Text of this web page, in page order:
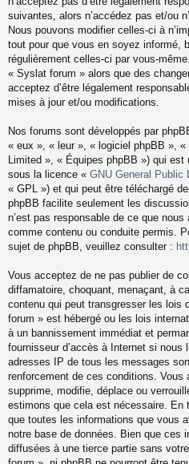
suivantes, alors n’accédez pas et/ou
Nous pouvons modifier celles-ci à
tout pour que vous en soyez informé,
régulièrement celles-ci par vous-
« Syslat forum » alors que des
acceptez d’être légalement
mises à jour et/ou modifications.
Nos forums sont développés par
« eux », « leur », « logiciel phpBB », «
Limited », « Équipes phpBB ») qui
sous la licence « GNU General Public
« GPL ») et qui peut être téléchargé
phpBB facilite seulement les
n’est pas responsable de ce que
comme contenu ou conduite permis.
sujet de phpBB, veuillez consulter :
Vous acceptez de ne pas publier de
diffamatoire, choquant, menaçant, à
contenu qui peut transgresser les lois
forum » est hébergé ou les lois
à un bannissement immédiat et
fournisseur d’accès à Internet si nous
adresses IP de tous les messages
renforcement de ces conditions.
supprime, modifie, déplace ou
estimons que cela est nécessaire. En
que toutes les informations que vous
notre base de données. Bien que ces
diffusées à une tierce partie sans